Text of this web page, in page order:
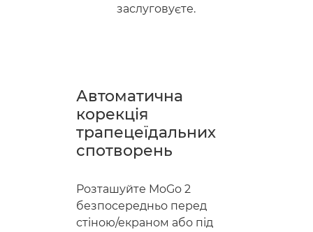
заслуговуєте.
Автоматична
корекція
трапецеїдальних
спотворень
Розташуйте MoGo 2
безпосередньо перед
стіною/екраном або під